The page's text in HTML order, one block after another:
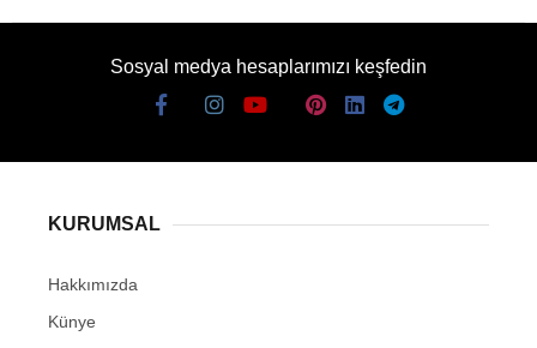
Sosyal medya hesaplarımızı keşfedin
KURUMSAL
Hakkımızda
Künye